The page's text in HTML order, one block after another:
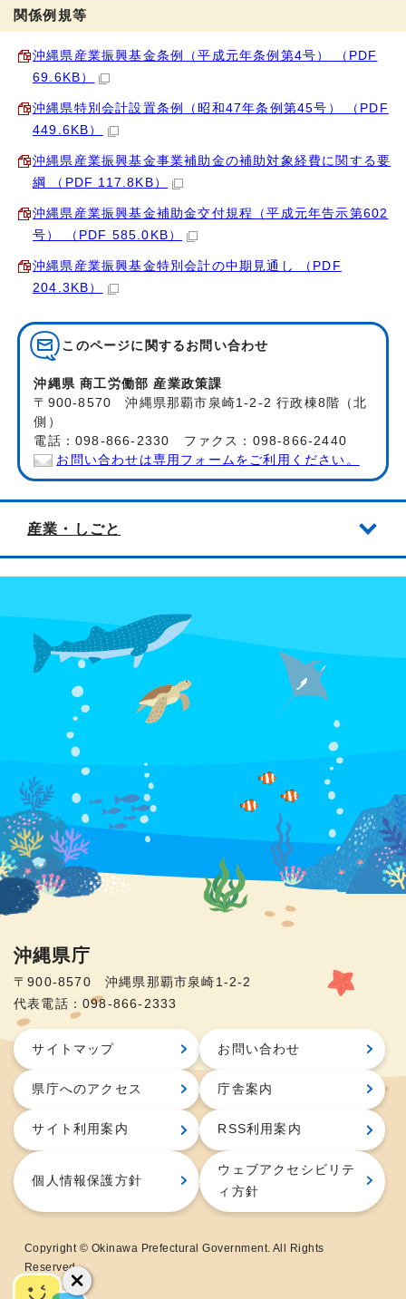
関係例規等
沖縄県産業振興基金条例（平成元年条例第4号） （PDF
69.6KB）
沖縄県特別会計設置条例（昭和47年条例第45号） （PDF
449.6KB）
沖縄県産業振興基金事業補助金の補助対象経費に関する要
綱 （PDF 117.8KB）
沖縄県産業振興基金補助金交付規程（平成元年告示第602
号） （PDF 585.0KB）
沖縄県産業振興基金特別会計の中期見通し （PDF
204.3KB）
このページに関する お問い合わせ
沖縄県 商工労働部 産業政策課
〒900-8570 沖縄県那覇市泉崎1-2-2 行政棟8階（北
側）
電話：098-866-2330 ファクス：098-866-2440
お問い合わせは専用フォームをご利用ください。
産業・しごと
沖縄県庁
〒900-8570 沖縄県那覇市泉崎1-2-2
代表電話：098-866-2333
サイトマップ お問い合わせ
県庁へのアクセス 庁舎案内
サイト利用案内 RSS利用案内
個人情報保護方針
ウェブアクセシビリテ
ィ方針
Copyright © Okinawa Prefectural Government. All Rights
Reserved.